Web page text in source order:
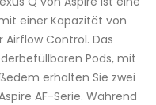
einer Kapazität von
Control. Das
Pods, mit
erhalten Sie zwei
AF-Serie. Während